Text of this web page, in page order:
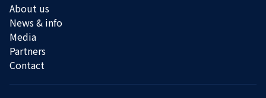
About us
News & info
Media
Partners
Contact